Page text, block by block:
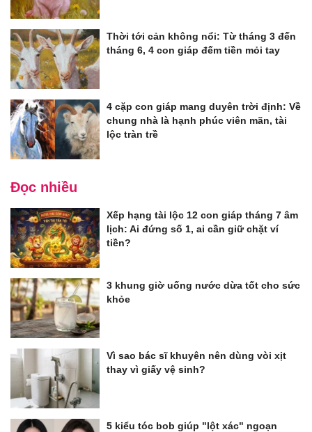
Thời tới cản không nổi: Từ tháng 3 đến
tháng 6, 4 con giáp đếm tiền mỏi tay
4 cặp con giáp mang duyên trời định: Về
chung nhà là hạnh phúc viên mãn, tài
lộc tràn trề
Đọc nhiều
Xếp hạng tài lộc 12 con giáp tháng 7 âm
lịch: Ai đứng số 1, ai cần giữ chặt ví
tiền?
3 khung giờ uống nước dừa tốt cho sức
khỏe
Vì sao bác sĩ khuyên nên dùng vòi xịt
thay vì giấy vệ sinh?
5 kiểu tóc bob giúp "lột xác" ngoạn